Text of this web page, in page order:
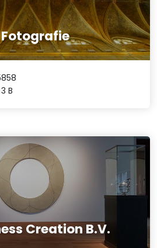
B
Creation B.V.